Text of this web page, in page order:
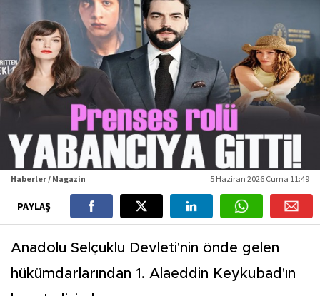
Haberler / Magazin 5 Haziran 2026 Cuma 11:49
PAYLAŞ
Anadolu Selçuklu Devleti'nin önde gelen
hükümdarlarından 1. Alaeddin Keykubad'ın